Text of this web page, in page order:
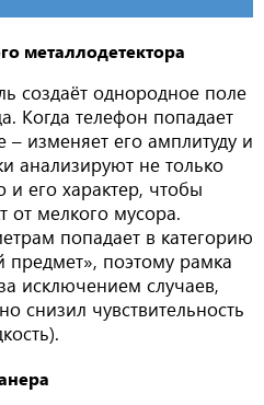
металлодетектора
создаёт однородное поле
Когда телефон попадает
– изменяет его амплитуду и
анализируют не только
его характер, чтобы
от мелкого мусора.
попадает в категорию
предмет», поэтому рамка
исключением случаев,
снизил чувствительность